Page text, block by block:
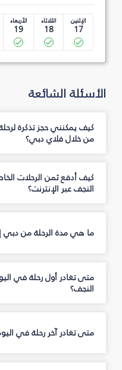
الإثنين
17
الثلاثاء
18
الأربعاء
19
الأسئلة الشائعة
كيف يمكنني حجز تذكرة
من خلال فلاي دبي؟
كيف أدفع ثمن الرحلات
النجف عبر الإنترنت؟
ما هي مدة الرحلة من دبي
متى تغادر أول رحلة في
النجف؟
متى تغادر آخر رحلة في